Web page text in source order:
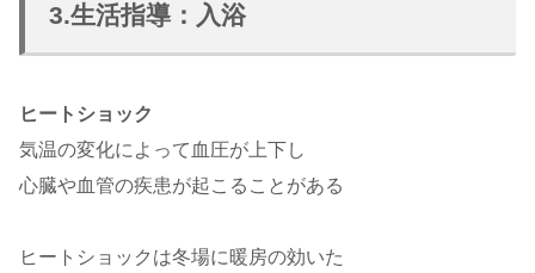
3.生活指導：入浴
ヒートショック
気温の変化によって血圧が上下し
心臓や血管の疾患が起こることがある
ヒートショックは冬場に暖房の効いた